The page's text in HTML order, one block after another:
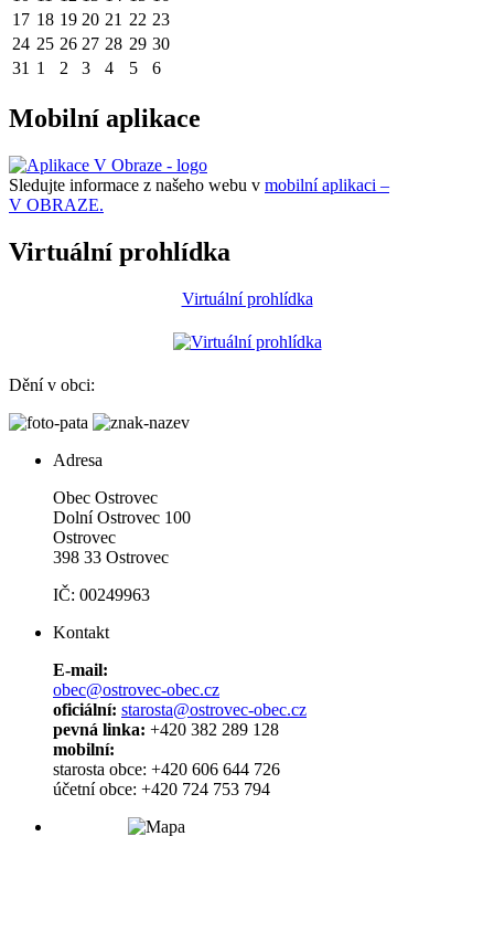
17 18 19 20 21 22 23
24 25 26 27 28 29 30
31 1 2 3 4 5 6
Mobilní aplikace
Sledujte informace z našeho webu v mobilní aplikaci –
V OBRAZE.
Virtuální prohlídka
Virtuální prohlídka
Dění v obci:
Adresa
Obec Ostrovec
Dolní Ostrovec 100
Ostrovec
398 33 Ostrovec
IČ: 00249963
Kontakt
E-mail:
obec@ostrovec-obec.cz
oficiální: starosta@ostrovec-obec.cz
pevná linka: +420 382 289 128
mobilní:
starosta obce: +420 606 644 726
účetní obce: +420 724 753 794